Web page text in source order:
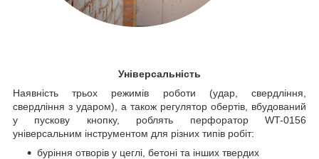
Універсальність
Наявність трьох режимів роботи (удар, свердління,
свердління з ударом), а також регулятор обертів, вбудований
у пускову кнопку, роблять перфоратор WT-0156
універсальним інструментом для різних типів робіт:
буріння отворів у цеглі, бетоні та інших твердих